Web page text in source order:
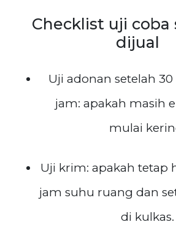
Checklist uji coba
dijual
Uji adonan setelah
jam: apakah masih
mulai
Uji krim: apakah tetap
jam suhu ruang dan
di kulkas.